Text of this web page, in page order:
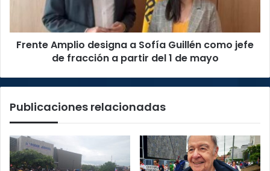
de
fracción
de
Frente Amplio designa a Sofía Guillén como jefe
de fracción a partir del 1 de mayo
Publicaciones relacionadas